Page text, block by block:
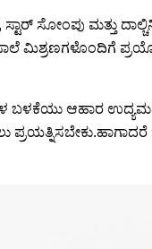
ಸೋಂಪು ಮತ್ತು
ಮಸಾಲೆ
ಬಳಕೆಯು ಆಹಾರ